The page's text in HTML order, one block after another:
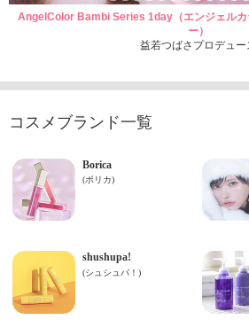
AngelColor Bambi Series 1day（エンジェルカ
ー）
益若つばさプロデュー
コスメブランド一覧